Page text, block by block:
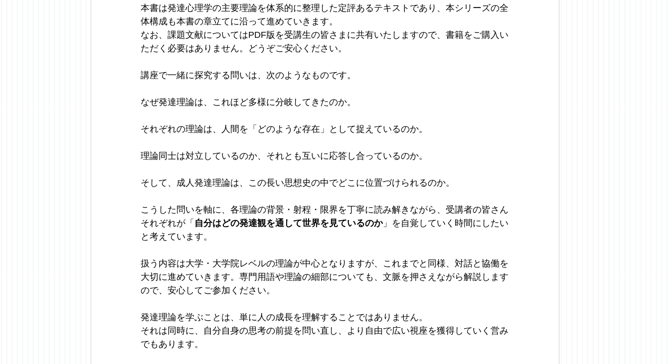
本書は発達心理学の主要理論を体系的に整理した定評あるテキストであり、本シリーズの全
体構成も本書の章立てに沿って進めていきます。
なお、課題文献についてはPDF版を受講生の皆さまに共有いたしますので、書籍をご購入い
ただく必要はありません。どうぞご安心ください。
講座で一緒に探究する問いは、次のようなものです。
なぜ発達理論は、これほど多様に分岐してきたのか。
それぞれの理論は、人間を「どのような存在」として捉えているのか。
理論同士は対立しているのか、それとも互いに応答し合っているのか。
そして、成人発達理論は、この長い思想史の中でどこに位置づけられるのか。
こうした問いを軸に、各理論の背景・射程・限界を丁寧に読み解きながら、受講者の皆さん
それぞれが「 自分はどの発達観を通して世界を見ているのか 」を自覚していく時間にしたい
と考えています。
扱う内容は大学・大学院レベルの理論が中心となりますが、これまでと同様、対話と協働を
大切に進めていきます。専門用語や理論の細部についても、文脈を押さえながら解説します
ので、安心してご参加ください。
発達理論を学ぶことは、単に人の成長を理解することではありません。
それは同時に、自分自身の思考の前提を問い直し、より自由で広い視座を獲得していく営み
でもあります。